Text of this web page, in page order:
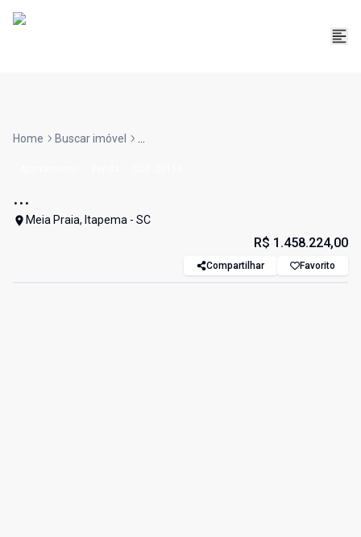
Home Buscar imóvel ...
...
Meia Praia, Itapema - SC
R$ 1.458.224,00
Compartilhar Favorito